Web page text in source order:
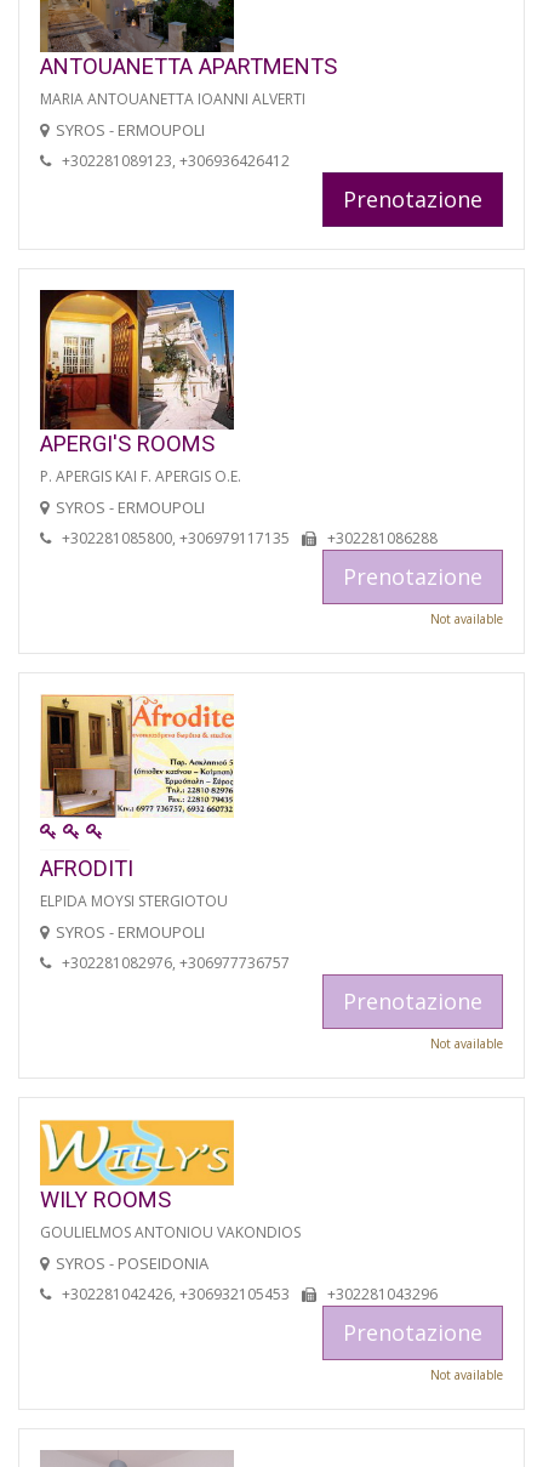
ANTOUANETTA APARTMENTS
MARIA ANTOUANETTA IOANNI ALVERTI
SYROS - ERMOUPOLI
+302281089123, +306936426412
Prenotazione
APERGI'S ROOMS
P. APERGIS KAI F. APERGIS O.E.
SYROS - ERMOUPOLI
+302281085800, +306979117135 +302281086288
Prenotazione
Not available
AFRODITI
ELPIDA MOYSI STERGIOTOU
SYROS - ERMOUPOLI
+302281082976, +306977736757
Prenotazione
Not available
WILY ROOMS
GOULIELMOS ANTONIOU VAKONDIOS
SYROS - POSEIDONIA
+302281042426, +306932105453 +302281043296
Prenotazione
Not available